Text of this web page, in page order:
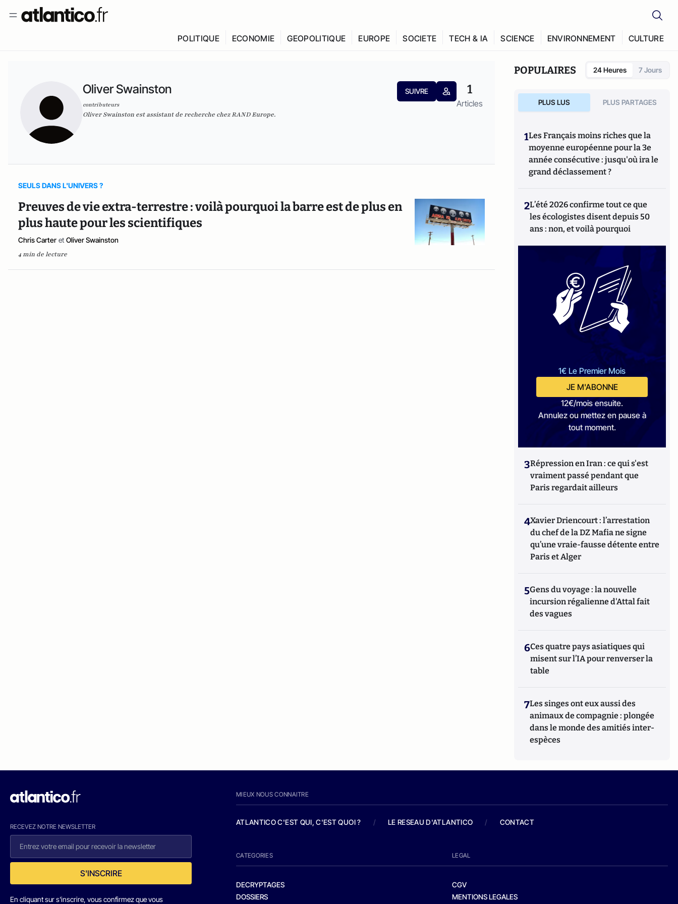
POLITIQUE ECONOMIE GEOPOLITIQUE EUROPE SOCIETE TECH & IA SCIENCE ENVIRONNEMENT CULTURE
Oliver Swainston
contributeurs
SUIVRE 1
Articles
Oliver Swainston est assistant de recherche chez RAND Europe.
SEULS DANS L'UNIVERS ?
Preuves de vie extra-terrestre : voilà pourquoi la barre est de plus en
plus haute pour les scientifiques
Chris Carter et Oliver Swainston
4 min de lecture
POPULAIRES 24 Heures 7 Jours
PLUS LUS PLUS PARTAGES
1Les Français moins riches que la
moyenne européenne pour la 3e
année consécutive : jusqu'où ira le
grand déclassement ?
2L’été 2026 confirme tout ce que
les écologistes disent depuis 50
ans : non, et voilà pourquoi
1€ Le Premier Mois
JE M'ABONNE
12€/mois ensuite.
Annulez ou mettez en pause à
tout moment.
3Répression en Iran : ce qui s'est
vraiment passé pendant que
Paris regardait ailleurs
4Xavier Driencourt : l’arrestation
du chef de la DZ Mafia ne signe
qu’une vraie-fausse détente entre
Paris et Alger
5Gens du voyage : la nouvelle
incursion régalienne d'Attal fait
des vagues
6Ces quatre pays asiatiques qui
misent sur l’IA pour renverser la
table
7Les singes ont eux aussi des
animaux de compagnie : plongée
dans le monde des amitiés inter-
espèces
RECEVEZ NOTRE NEWSLETTER
S'INSCRIRE
En cliquant sur s'inscrire, vous confirmez que vous
MIEUX NOUS CONNAITRE
ATLANTICO C'EST QUI, C'EST QUOI ? / LE RESEAU D'ATLANTICO / CONTACT
CATEGORIES
DECRYPTAGES
DOSSIERS
LEGAL
CGV
MENTIONS LEGALES